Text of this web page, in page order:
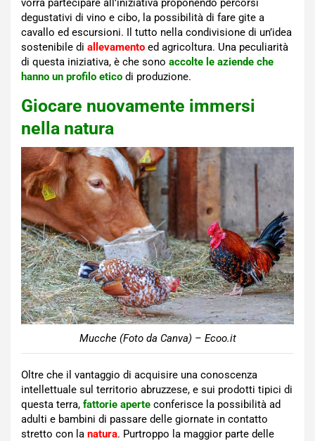
vorrà partecipare all’iniziativa proponendo percorsi
degustativi di vino e cibo, la possibilità di fare gite a
cavallo ed escursioni. Il tutto nella condivisione di un’idea
sostenibile di allevamento ed agricoltura. Una peculiarità
di questa iniziativa, è che sono accolte le aziende che
hanno un profilo etico di produzione.
Giocare nuovamente immersi
nella natura
Mucche (Foto da Canva) – Ecoo.it
Oltre che il vantaggio di acquisire una conoscenza
intellettuale sul territorio abruzzese, e sui prodotti tipici di
questa terra, fattorie aperte conferisce la possibilità ad
adulti e bambini di passare delle giornate in contatto
stretto con la natura. Purtroppo la maggior parte delle